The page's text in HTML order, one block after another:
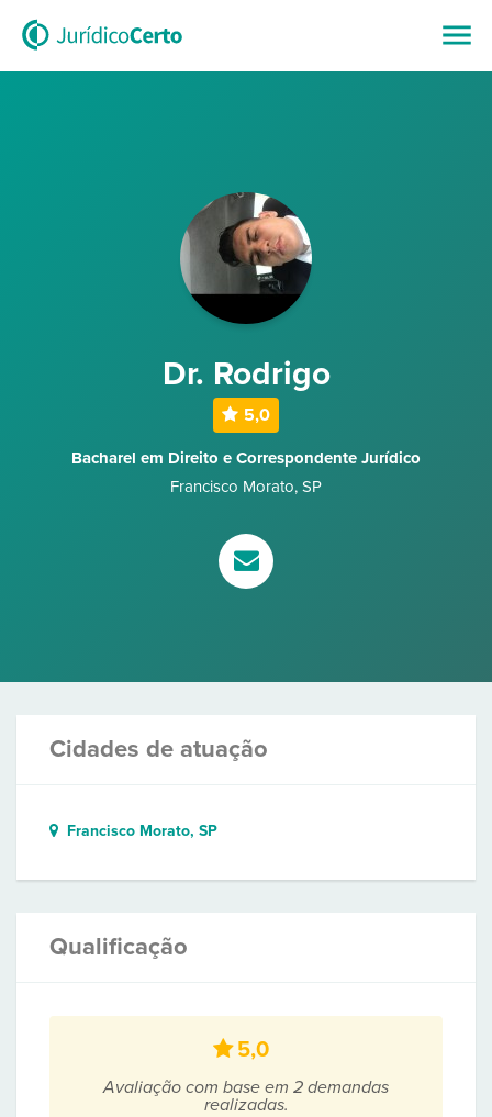
Dr. Rodrigo
5,0
Bacharel em Direito e Correspondente Jurídico
Francisco Morato, SP
Cidades de atuação
Francisco Morato, SP
Qualificação
5,0
Avaliação com base em 2 demandas
realizadas.